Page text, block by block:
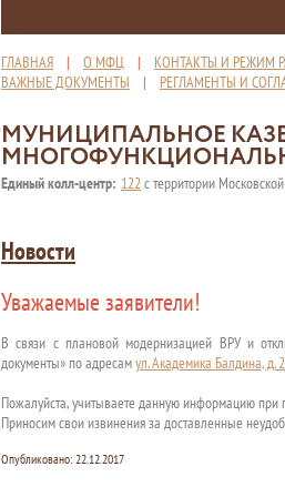
ГЛАВНАЯ | О МФЦ | КОНТАКТЫ И РЕЖИМ
ВАЖНЫЕ ДОКУМЕНТЫ | РЕГЛАМЕНТЫ И
МУНИЦИПАЛЬНОЕ
Единый колл-центр: 122с территории
Новости
Уважаемые заявители!
В связи с плановой модернизацией ВРУ и
документы» по адресамул. Академика Балдина, д. 2
Пожалуйста, учитываете данную информацию при
Приносим свои извинения за доставленные
Опубликовано: 22.12.2017